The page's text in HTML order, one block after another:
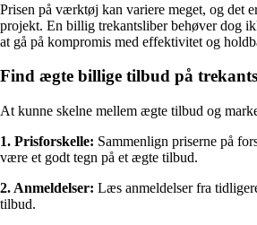
Prisen på værktøj kan variere meget, og det
projekt. En billig trekantsliber behøver dog
at gå på kompromis med effektivitet og
Find ægte billige tilbud på
At kunne skelne mellem ægte tilbud og
1. Prisforskelle: Sammenlign priserne på
være et godt tegn på et ægte tilbud.
2. Anmeldelser: Læs anmeldelser fra
tilbud.